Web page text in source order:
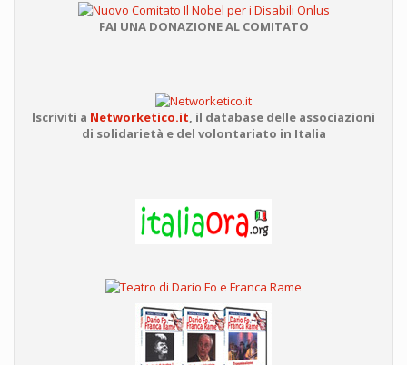
FAI UNA DONAZIONE AL COMITATO
Iscriviti a Networketico.it, il database delle associazioni
di solidarietà e del volontariato in Italia